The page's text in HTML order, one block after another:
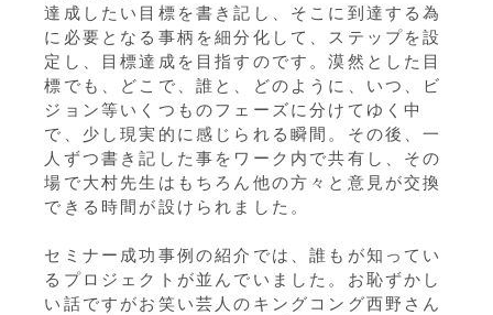
達成したい目標を書き記し、そこに到達する為
に必要となる事柄を細分化して、ステップを設
定し、目標達成を目指すのです。漠然とした目
標でも、どこで、誰と、どのように、いつ、ビ
ジョン等いくつものフェーズに分けてゆく中
で、少し現実的に感じられる瞬間。その後、一
人ずつ書き記した事をワーク内で共有し、その
場で大村先生はもちろん他の方々と意見が交換
できる時間が設けられました。
セミナー成功事例の紹介では、誰もが知ってい
るプロジェクトが並んでいました。お恥ずかし
い話ですがお笑い芸人のキングコング西野さん